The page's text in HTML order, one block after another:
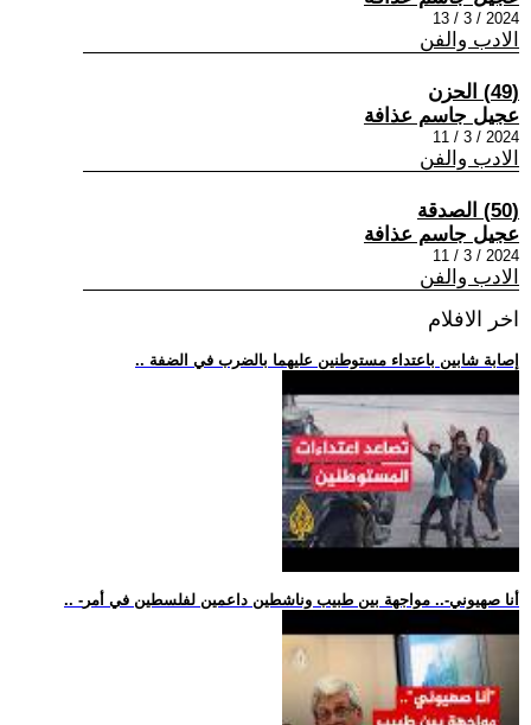
2024 / 3 / 13
الادب والفن
(49) الحزن
عجيل جاسم عذافة
2024 / 3 / 11
الادب والفن
(50) الصدقة
عجيل جاسم عذافة
2024 / 3 / 11
الادب والفن
اخر الافلام
.. إصابة شابين باعتداء مستوطنين عليهما بالضرب في الضفة
.. -أنا صهيوني-.. مواجهة بين طبيب وناشطين داعمين لفلسطين في أمر